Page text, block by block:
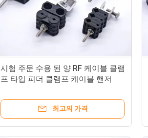
시험 주문 수용 된 양 RF 케이블 클램
프 타입 피더 클램프 케이블 핸저
최고의 가격